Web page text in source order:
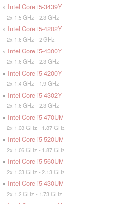
» Intel Core i5-3439Y
2x 1.5 GHz - 2.3 GHz
» Intel Core i5-4202Y
2x 1.6 GHz - 2 GHz
» Intel Core i5-4300Y
2x 1.6 GHz - 2.3 GHz
» Intel Core i5-4200Y
2x 1.4 GHz - 1.9 GHz
» Intel Core i5-4302Y
2x 1.6 GHz - 2.3 GHz
» Intel Core i5-470UM
2x 1.33 GHz - 1.87 GHz
» Intel Core i5-520UM
2x 1.06 GHz - 1.87 GHz
» Intel Core i5-560UM
2x 1.33 GHz - 2.13 GHz
» Intel Core i5-430UM
2x 1.2 GHz - 1.73 GHz